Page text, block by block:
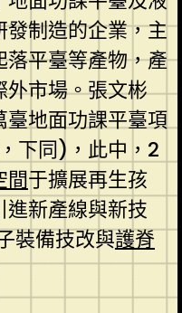
發制造的企業，主
平臺等產物，產
外市場。張文彬
臺地面功課平臺項
下同)，此中，2
間于擴展再生孩
新產線與新技
裝備技改與護脊